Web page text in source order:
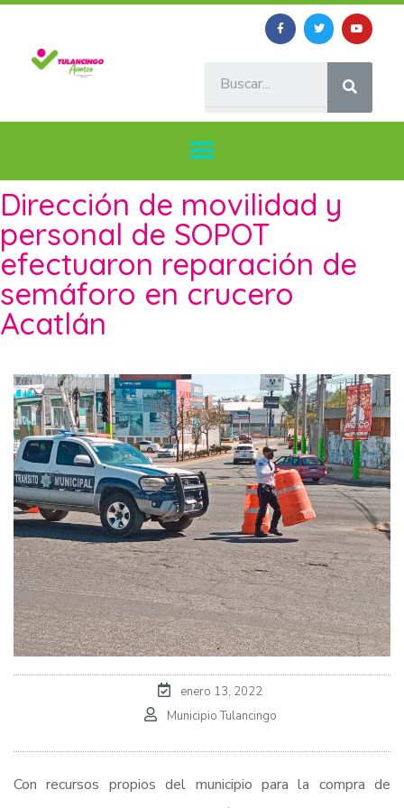
Dirección de movilidad y
personal de SOPOT
efectuaron reparación de
semáforo en crucero
Acatlán
enero 13, 2022
Municipio Tulancingo
Con recursos propios del municipio para la compra de